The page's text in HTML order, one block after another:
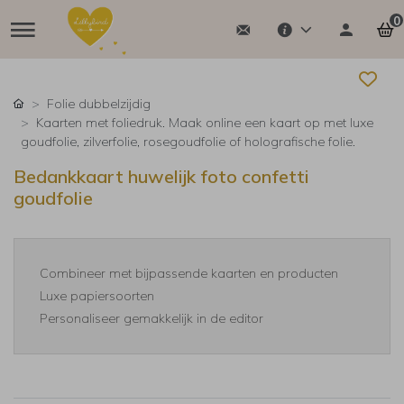
0
Folie dubbelzijdig
Kaarten met foliedruk. Maak online een kaart op met luxe
goudfolie, zilverfolie, rosegoudfolie of holografische folie.
Bedankkaart huwelijk foto confetti
goudfolie
Combineer met bijpassende kaarten en producten
Luxe papiersoorten
Personaliseer gemakkelijk in de editor